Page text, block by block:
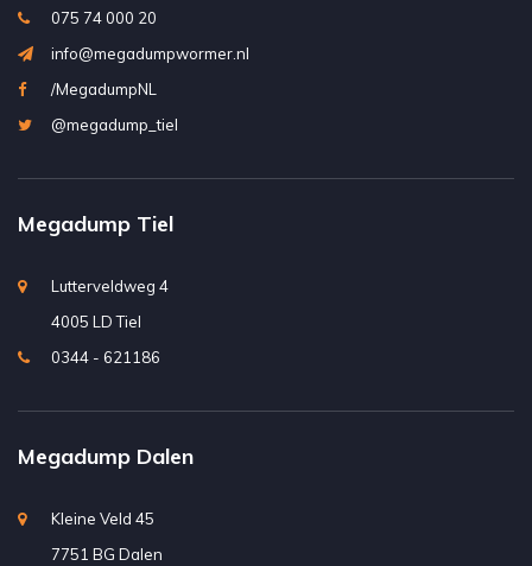
075 74 000 20
info@megadumpwormer.nl
/MegadumpNL
@megadump_tiel
Megadump Tiel
Lutterveldweg 4
4005 LD Tiel
0344 - 621186
Megadump Dalen
Kleine Veld 45
7751 BG Dalen